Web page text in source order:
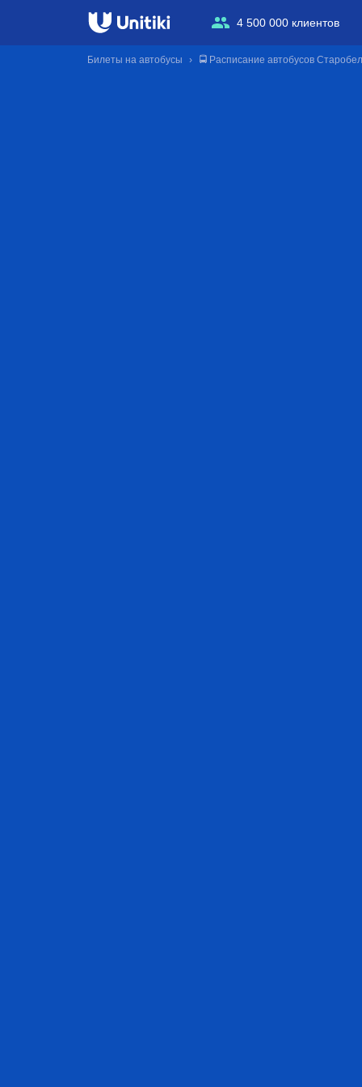
4 500 000 клиентов
Билеты на автобусы 🚍 Расписание автобусов